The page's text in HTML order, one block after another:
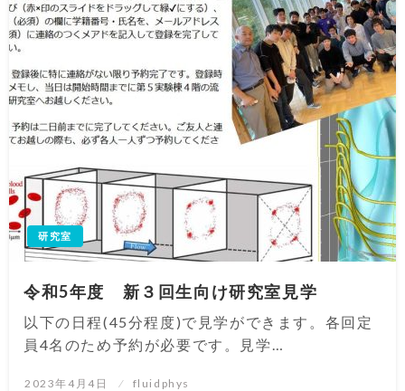
研究室
令和5年度 新３回生向け研究室見学
以下の日程(45分程度)で見学ができます。各回定
員4名のため予約が必要です。見学…
投
2023年4月4日 fluidphys